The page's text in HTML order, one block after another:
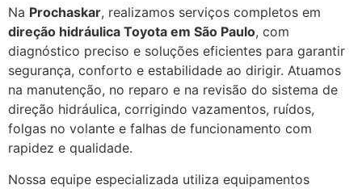
Na Prochaskar, realizamos serviços completos em
direção hidráulica Toyota em São Paulo, com
diagnóstico preciso e soluções eficientes para garantir
segurança, conforto e estabilidade ao dirigir. Atuamos
na manutenção, no reparo e na revisão do sistema de
direção hidráulica, corrigindo vazamentos, ruídos,
folgas no volante e falhas de funcionamento com
rapidez e qualidade.
Nossa equipe especializada utiliza equipamentos